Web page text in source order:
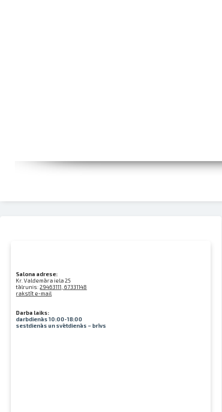
Salona adrese:
Kr. Valdemāra iela 25
tālrunis:29463111, 67331148
rakstīt e-mail
Darba laiks:
darbdienās 10:00-18:00
sestdienās un svētdienās – brīvs